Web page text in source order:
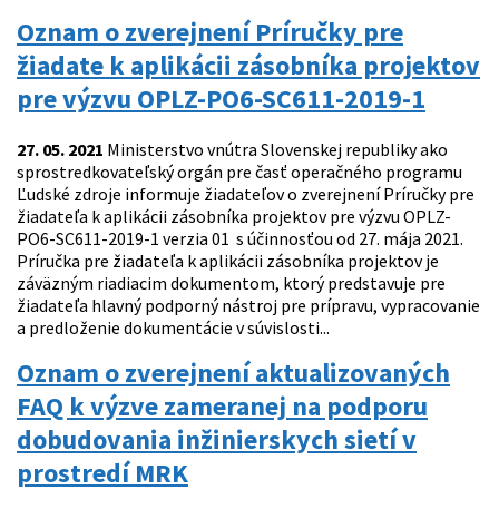
Oznam o zverejnení Príručky pre
žiadate k aplikácii zásobníka projektov
pre výzvu OPLZ-PO6-SC611-2019-1
27. 05. 2021 Ministerstvo vnútra Slovenskej republiky ako
sprostredkovateľský orgán pre časť operačného programu
Ľudské zdroje informuje žiadateľov o zverejnení Príručky pre
žiadateľa k aplikácii zásobníka projektov pre výzvu OPLZ-
PO6-SC611-2019-1 verzia 01 s účinnosťou od 27. mája 2021.
Príručka pre žiadateľa k aplikácii zásobníka projektov je
záväzným riadiacim dokumentom, ktorý predstavuje pre
žiadateľa hlavný podporný nástroj pre prípravu, vypracovanie
a predloženie dokumentácie v súvislosti...
Oznam o zverejnení aktualizovaných
FAQ k výzve zameranej na podporu
dobudovania inžinierskych sietí v
prostredí MRK